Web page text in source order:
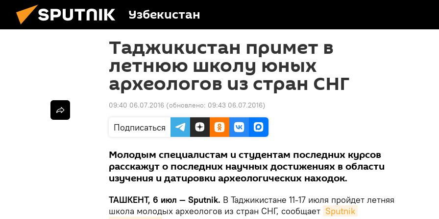
Узбекистан
Таджикистан примет в
летнюю школу юных
археологов из стран СНГ
09:40 06.07.2016 (обновлено: 09:43 06.07.2016)
Подписаться
Молодым специалистам и студентам последних курсов
расскажут о последних научных достижениях в области
изучения и датировки археологических находок.
ТАШКЕНТ, 6 июл — Sputnik. В Таджикистане 11-17 июля пройдет летняя
школа молодых археологов из стран СНГ, сообщает Sputnik